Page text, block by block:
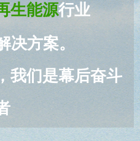
生能源行业
决方案。
我们是幕后奋斗